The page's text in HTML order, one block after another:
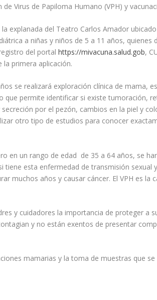
Virus de Papiloma Humano (VPH) y
explanada del Teatro Carlos Amador
a niñas y niños de 5 a 11 años,
del portalhttps://mivacuna.salud.gob,
primera aplicación.
se realizará exploración clínica de mama,
que permite identificar si existe tumoración,
por el pezón, cambios en la piel y
otro tipo de estudios para conocer
en un rango de edad de 35 a 64 años, se
tiene esta enfermedad de transmisión sexual
muchos años y causar cáncer. El VPH es la
y cuidadores la importancia de proteger a
y no están exentos de presentar
mamarias y la toma de muestras que